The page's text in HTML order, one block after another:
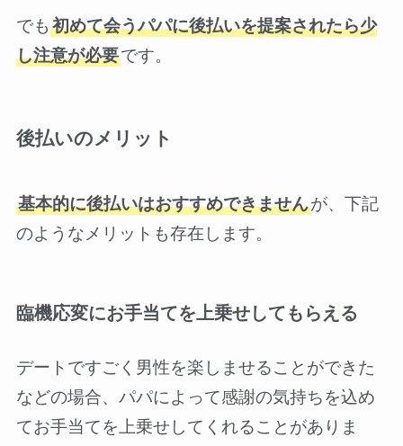
でも 初めて会うパパに後払いを提案されたら少
し注意が必要です。
後払いのメリット
基本的に後払いはおすすめできませんが、下記
のようなメリットも存在します。
臨機応変にお手当てを上乗せしてもらえる
デートですごく男性を楽しませることができた
などの場合、パパによって感謝の気持ちを込め
てお手当てを上乗せしてくれることがありま